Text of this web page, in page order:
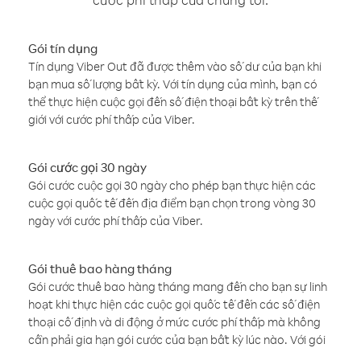
Gói tín dụng
Tín dụng Viber Out đã được thêm vào số dư của bạn khi
bạn mua số lượng bất kỳ. Với tín dụng của mình, bạn có
thể thực hiện cuộc gọi đến số điện thoại bất kỳ trên thế
giới với cước phí thấp của Viber.
Gói cước gọi 30 ngày
Gói cước cuộc gọi 30 ngày cho phép bạn thực hiện các
cuộc gọi quốc tế đến địa điểm bạn chọn trong vòng 30
ngày với cước phí thấp của Viber.
Gói thuê bao hàng tháng
Gói cước thuê bao hàng tháng mang đến cho bạn sự linh
hoạt khi thực hiện các cuộc gọi quốc tế đến các số điện
thoại cố định và di động ở mức cước phí thấp mà không
cần phải gia hạn gói cước của bạn bất kỳ lúc nào. Với gói